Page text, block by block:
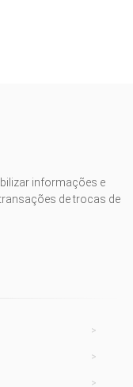
informações e
de trocas de